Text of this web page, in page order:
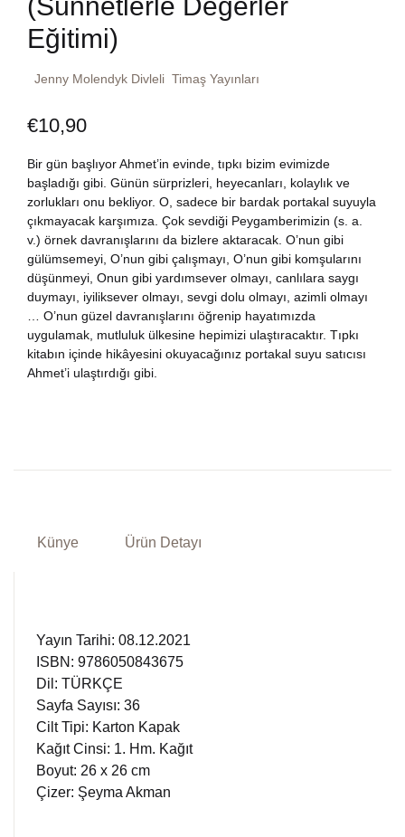
Fransızca
Ingilizce
Kişisel Gelişim
Siyasi
Kitap Siparişi
Sepetim
Bize Ulaşın
TR
DE
Eğitimi)
Jenny Molendyk Divleli Timaş Yayınları
€10,90
Bir gün başlıyor Ahmet’in evinde, tıpkı bizim evimizde
başladığı gibi. Günün sürprizleri, heyecanları, kolaylık ve
zorlukları onu bekliyor. O, sadece bir bardak portakal suyuyla
çıkmayacak karşımıza. Çok sevdiği Peygamberimizin (s. a.
v.) örnek davranışlarını da bizlere aktaracak. O’nun gibi
gülümsemeyi, O’nun gibi çalışmayı, O’nun gibi komşularını
düşünmeyi, Onun gibi yardımsever olmayı, canlılara saygı
duymayı, iyiliksever olmayı, sevgi dolu olmayı, azimli olmayı
… O’nun güzel davranışlarını öğrenip hayatımızda
uygulamak, mutluluk ülkesine hepimizi ulaştıracaktır. Tıpkı
kitabın içinde hikâyesini okuyacağınız portakal suyu satıcısı
Ahmet’i ulaştırdığı gibi.
Künye Ürün Detayı
Yayın Tarihi: 08.12.2021
ISBN: 9786050843675
Dil: TÜRKÇE
Sayfa Sayısı: 36
Cilt Tipi: Karton Kapak
Kağıt Cinsi: 1. Hm. Kağıt
Boyut: 26 x 26 cm
Çizer: Şeyma Akman